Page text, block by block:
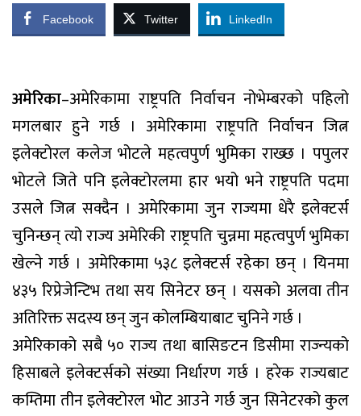
Facebook Twitter LinkedIn
अमेरिका–अमेरिकामा राष्ट्रपति निर्वाचन नोभेम्बरको पहिलो
मगलबार हुने गर्छ । अमेरिकामा राष्ट्रपति निर्वाचन जित्न
इलेक्टोरल कलेज भोटले महत्वपुर्ण भुमिका राख्छ । पपुलर
भोटले जिते पनि इलेक्टोरलमा हार भयो भने राष्ट्रपति पदमा
उसले जित्न सक्दैन । अमेरिकामा जुन राज्यमा धेरै इलेक्टर्स
चुनिन्छन् त्यो राज्य अमेरिकी राष्ट्रपति चुन्नमा महत्वपुर्ण भुमिका
खेल्ने गर्छ । अमेरिकामा ५३८ इलेक्टर्स रहेका छन् । यिनमा
४३५ रिप्रेजेन्टिभ तथा सय सिनेटर छन् । यसको अलवा तीन
अतिरिक्त सदस्य छन् जुन कोलम्बियाबाट चुनिने गर्छ ।
अमेरिकाको सबै ५० राज्य तथा बासिङटन डिसीमा राज्न्यको
हिसाबले इलेक्टर्सको संख्या निर्धारण गर्छ । हरेक राज्यबाट
कम्तिमा तीन इलेक्टोरल भोट आउने गर्छ जुन सिनेटरको कुल